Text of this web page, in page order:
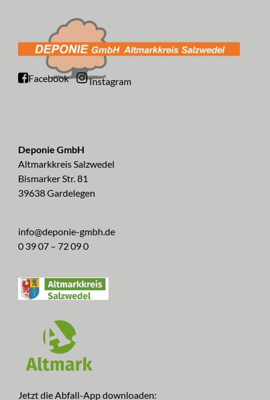
Facebook Instagram
Deponie GmbH
Altmarkkreis Salzwedel
Bismarker Str. 81
39638 Gardelegen
info@deponie-gmbh.de
0 39 07 – 72 09 0
Jetzt die Abfall-App downloaden: